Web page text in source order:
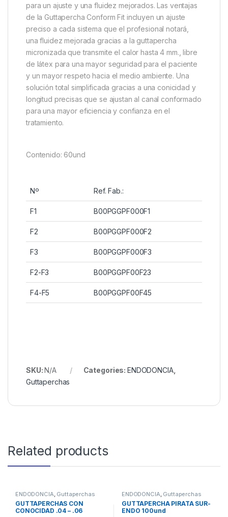
para un ajuste y una fluidez mejorados. Las ventajas
de la Guttapercha Conform Fit incluyen un ajuste
preciso a cada sistema que el profesional notará,
una fluidez mejorada gracias a la guttapercha
micronizada que transmite el calor hasta 4 mm., libre
de látex para una mayor seguridad para el paciente
y un mayor respeto hacia el medio ambiente. Una
solución total simplificada gracias a una conicidad y
longitud precisas que se ajustan al canal conformado
para una mayor eficiencia y confianza en el
tratamiento.
Contenido: 60und
Nº Ref. Fab.:
F1 B00PGGPF000F1
F2 B00PGGPF000F2
F3 B00PGGPF000F3
F2-F3 B00PGGPF00F23
F4-F5 B00PGGPF00F45
SKU:N/A Categories: ENDODONCIA,
Guttaperchas
Related products
ENDODONCIA Guttaperchas
GUTTAPERCHAS CON
CONOCIDAD .04 – .06
ENDODONCIA Guttaperchas
GUTTAPERCHA PIRATA SUR-
ENDO 100und